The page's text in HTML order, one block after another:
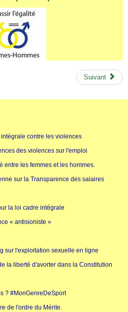
Suivant
contre les violences
des violences sur l'emploi
entre les femmes et les hommes.
sur la Transparence des salaires
la loi cadre intégrale
« antisioniste »
sur l'exploitation sexuelle en ligne
la liberté d'avorter dans la Constitution
? #MonGenreDeSport
de l'ordre du Mérite.